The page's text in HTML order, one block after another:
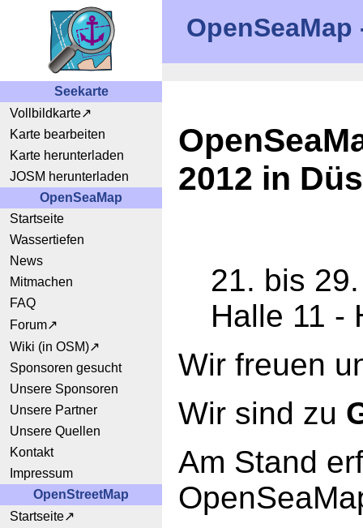
Seekarte
Vollbildkarte
Karte bearbeiten
Karte herunterladen
JOSM herunterladen
OpenSeaMap
Startseite
Wassertiefen
News
Mitmachen
FAQ
Forum
Wiki (in OSM)
Sponsoren gesucht
Unsere Sponsoren
Unsere Partner
Unsere Quellen
Kontakt
Impressum
OpenStreetMap
Startseite
2012 in
21. bis
Halle 11 -
Wir freuen
Wir sind zu
Am Stand